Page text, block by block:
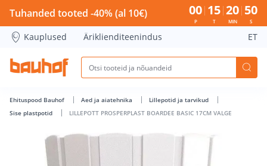
LILLEPOTT PROSPERPLAST BOARDEE BASIC 17CM VALGE
Tuhanded tooted -40% (al 10€) 00
P
15
T
20
MIN
50
S
Kauplused Äriklienditeenindus ET
Ehituspood Bauhof Aed ja aiatehnika
Lillepotid ja tarvikud
Sise plastpotid
LILLEPOTT PROSPERPLAST BOARDEE BASIC 17CM VALGE